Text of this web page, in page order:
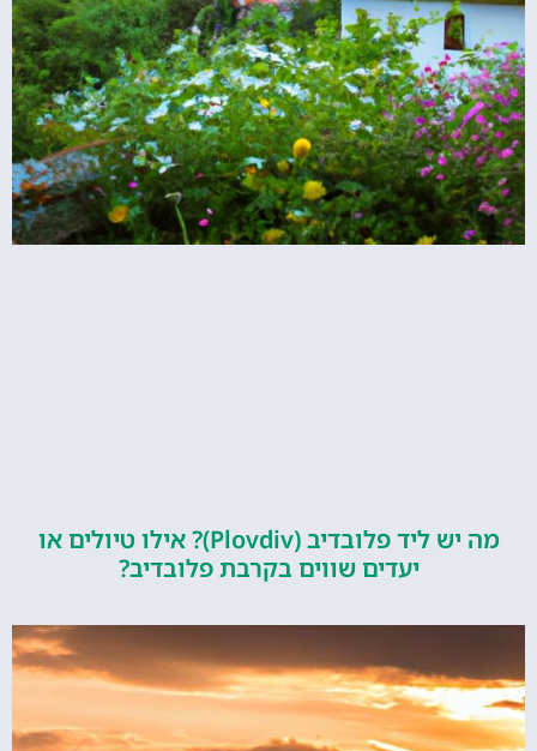
מה יש ליד פלובדיב (Plovdiv)? אילו טיולים או
יעדים שווים בקרבת פלובדיב?